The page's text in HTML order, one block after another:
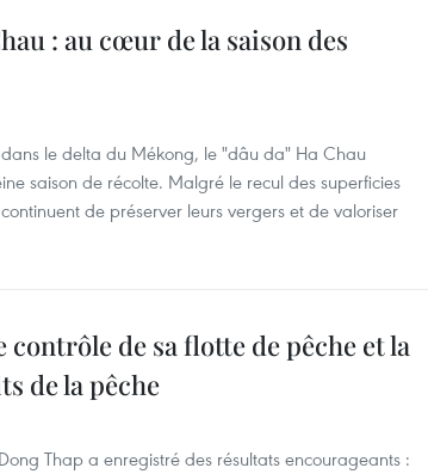
: au cœur de la saison des
le delta du Mékong, le "dâu da" Ha Chau
saison de récolte. Malgré le recul des superficies
de préserver leurs vergers et de valoriser
contrôle de sa flotte de pêche et la
de la pêche
Thap a enregistré des résultats encourageants :